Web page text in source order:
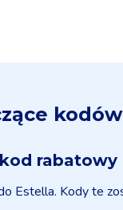
rabatowy
Estella. Kody te